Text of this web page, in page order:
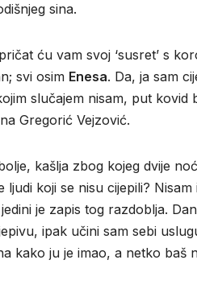
sina.
ću vam svoj ‘susret’ s
svi osim Enesa. Da, ja sam
slučajem nisam, put
Gregorić Vejzović.
kašlja zbog kojeg dvije
koji se nisu cijepili?
je zapis tog razdoblja.
ipak učini sam sebi
kako ju je imao, a netko baš